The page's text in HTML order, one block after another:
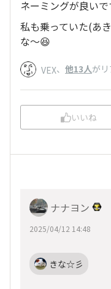
ネーミングが良い
私も乗っていた(あ
な〜😆
VEX、 他13人が
いいね
ナナヨン
2025/04/12 14:48
きな☆彡